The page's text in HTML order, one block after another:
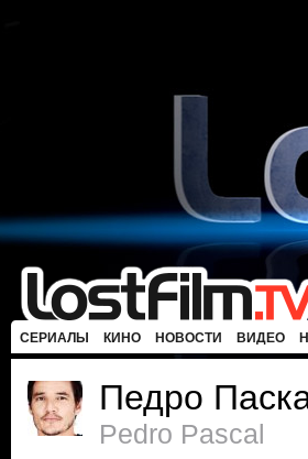
СЕРИАЛЫ КИНО НОВОСТИ ВИДЕО
Педро
Pedro Pascal